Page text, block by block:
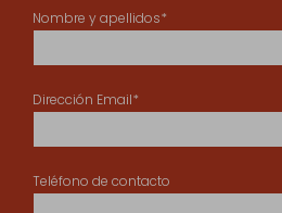
Nombre y apellidos*
Dirección Email*
Teléfono de contacto